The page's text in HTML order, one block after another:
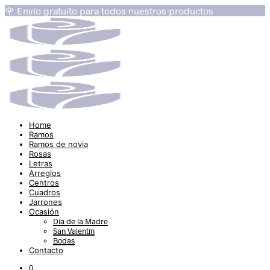
🌹 Envío gratuito para todos nuestros productos
Home
Ramos
Ramos de novia
Rosas
Letras
Arreglos
Centros
Cuadros
Jarrones
Ocasión
Día de la Madre
San Valentín
Bodas
Contacto
0